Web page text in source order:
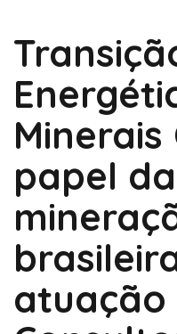
Minerais
papel da
atuação